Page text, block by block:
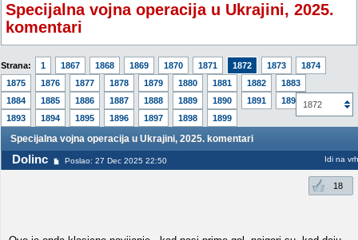
Specijalna vojna operacija u Ukrajini, 2025.
komentari
Strana: 1 1867 1868 1869 1870 1871 1872 1873
1874
1875
1876 1877 1878 1879 1880 1881 1882
1883
1884
1885 1886 1887 1888 1889 1890 1891
1892
1893
1894 1895 1896 1897 1898 1899
1872
Specijalna vojna operacija u Ukrajini, 2025. komentari
Dolinc Poslao: 27 Dec 2025 22:50 Idi na vrh
18